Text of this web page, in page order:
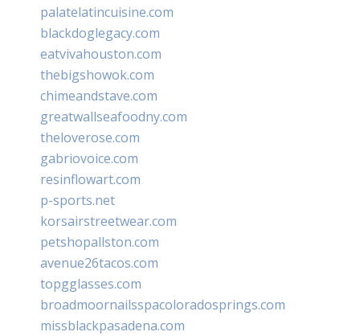
palatelatincuisine.com
blackdoglegacy.com
eatvivahouston.com
thebigshowok.com
chimeandstave.com
greatwallseafoodny.com
theloverose.com
gabriovoice.com
resinflowart.com
p-sports.net
korsairstreetwear.com
petshopallston.com
avenue26tacos.com
topgglasses.com
broadmoornailsspacoloradosprings.com
missblackpasadena.com